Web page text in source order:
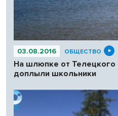
03.08.2016 ОБЩЕСТВО
На шлюпке от Телецкого
доплыли школьники